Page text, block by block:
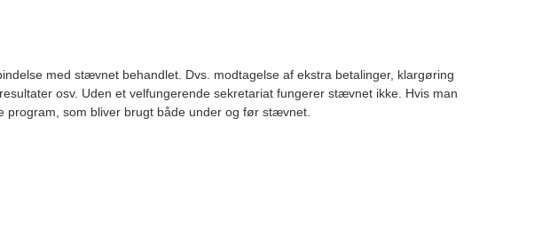
med stævnet behandlet. Dvs. modtagelse af ekstra betalinger, klargøring
osv. Uden et velfungerende sekretariat fungerer stævnet ikke. Hvis man
som bliver brugt både under og før stævnet.